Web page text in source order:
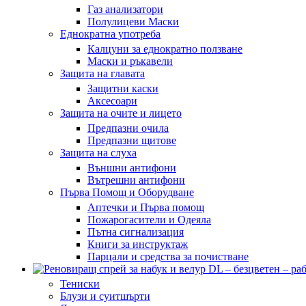
Газ анализатори
Полулицеви Маски
Еднократна употреба
Калцуни за еднократно ползване
Маски и ръкавели
Защита на главата
Защитни каски
Аксесоари
Защита на очите и лицето
Предпазни очила
Предпазни щитове
Защита на слуха
Външни антифони
Вътрешни антифони
Първа Помощ и Оборудване
Аптечки и Първа помощ
Пожарогасители и Одеяла
Пътна сигнализация
Книги за инструктаж
Парцали и средства за почистване
Тениски
Блузи и суитшърти